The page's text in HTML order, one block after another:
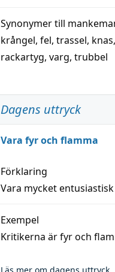
Synonymer till
krångel, fel, trassel, knas,
rackartyg, varg, trubbel
Dagens uttryck
Vara fyr och flamma
Förklaring
Vara mycket
Exempel
Kritikerna är fyr och